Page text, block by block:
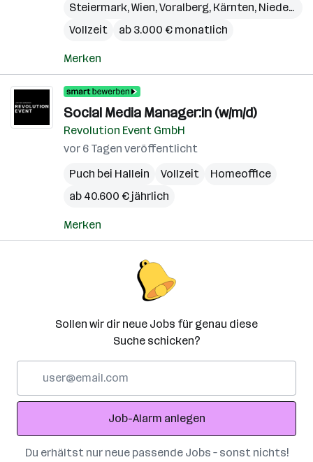
Steiermark,Wien,Voralberg, Kärnten, Niederösterreich
Vollzeit
ab 3.000 € monatlich
Merken
Social Media Manager:in (w/m/d)
Revolution Event GmbH
vor 6 Tagen veröffentlicht
Puch bei Hallein
Vollzeit
Homeoffice
ab 40.600 € jährlich
Merken
Sollen wir dir neue Jobs für genau diese
Suche schicken?
Adresse
Job-Alarm anlegen
Du erhältst nur neue passende Jobs – sonst nichts!